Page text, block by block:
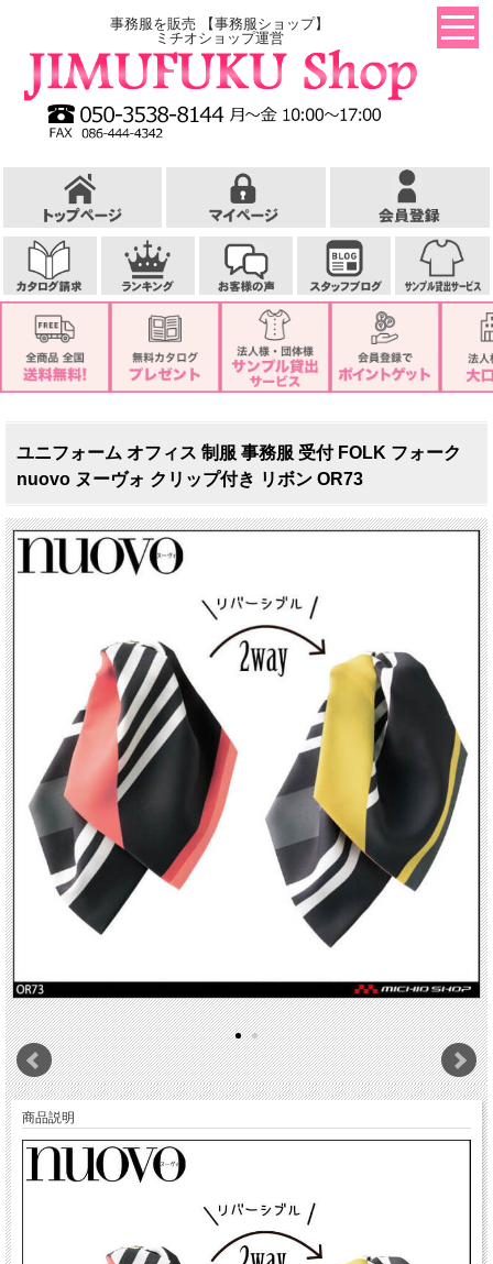
事務服を販売 【事務服ショップ】
ミチオショップ運営
ユニフォーム オフィス 制服 事務服 受付 FOLK フォーク
nuovo ヌーヴォ クリップ付き リボン OR73
商品説明